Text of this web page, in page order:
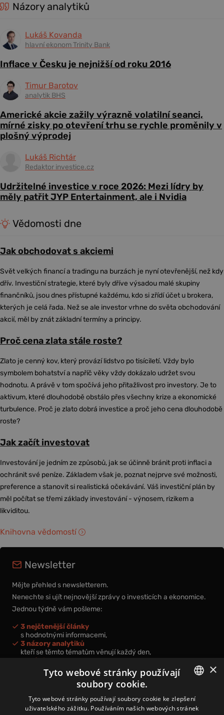
Názory analytiků
Lukáš Kovanda
hlavní ekonom Trinity Bank
Inflace v Česku je nejnižší od roku 2016
Timur Barotov
analytik BHS
Americké akcie zažily výrazně volatilní seanci,
mírné zisky po otevření trhu se rychle proměnily v
plošný výprodej
Lukáš Richtár
Redaktor investice.cz
Udržitelné investice v roce 2026: Mezi lídry by
měly patřit JYP Entertainment, ale i Nvidia
Vědomosti dne
Jak obchodovat s akciemi
Svět velkých financí a tradingu na burzách je nyní otevřenější, než kdy
dřív. Investiční strategie, které byly dříve výsadou malé skupiny
finančníků, jsou dnes přístupné každému, kdo si zřídí účet u brokera,
kterých je celá řada. Než se ale investor vrhne do světa obchodování
akcií, měl by znát základní termíny a principy.
Proč cena zlata stále roste?
Zlato je cenný kov, který provází lidstvo po tisíciletí. Vždy bylo
symbolem bohatství a napříč věky vždy dokázalo udržet svou
hodnotu. A právě v tom spočívá jeho přitažlivost pro investory. Je to
aktivum, které dlouhodobě obstálo přes všechny krize a ekonomické
turbulence. Proč je zlato dobrá investice a proč jeho cena dlouhodobě
roste?
Jak začít investovat
Investování je jedním ze způsobů, jak se účinně bránit proti inflaci a
ochránit své peníze. Základem však je, poznat nejprve své možnosti,
preference a stanovit si realistická očekávání. Váš investiční plán by
měl počítat se třemi základy investování - výnosem, rizikem a
likviditou.
Knihovna vědomostí
Newsletter
Mějte přehled s newsletterem.
Nenechte si ujít nejnovější zprávy o investicích a ekonomice.
Jednou týdně vám pošleme:
3 nejčtenější články
s hodnotnými informacemi,
3 názory analytiků
kteří se těmto tématům věnují každý den,
nová videa a podcasty
k prohloubení vašich znalostí.
CZECH
×
Tyto webové stránky používají
soubory cookie.
Tyto webové stránky používají soubory cookie ke zlepšení
uživatelského zážitku. Používáním našich webových stránek